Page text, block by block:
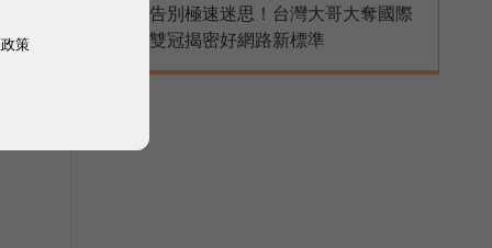
告別極速迷思！台灣大哥大奪國際
雙冠揭密好網路新標準
策